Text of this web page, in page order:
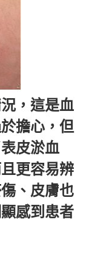
，這是血
擔心，但
皮淤血
更容易辨
、皮膚也
感到患者